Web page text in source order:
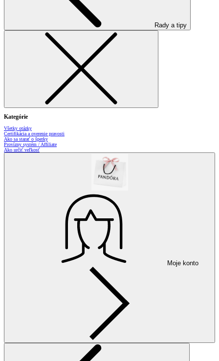
Rady a tipy
Kategórie
Všetky otázky
Certifikácia a overenie pravosti
Ako sa starať o šperky
Provízny systém / Affiliate
Ako určiť veľkosť
Moje konto